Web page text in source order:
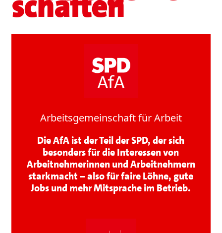
Arbeitsgemeinschaft für Arbeit
Die AfA ist der Teil der SPD, der sich
besonders für die Interessen von
Arbeitnehmerinnen und Arbeitnehmern
starkmacht – also für faire Löhne, gute
Jobs und mehr Mitsprache im Betrieb.